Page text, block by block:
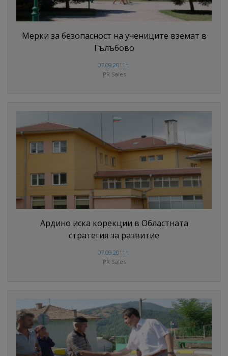
Мерки за безопасност на учениците вземат в
Гълъбово
07.09.2011г.
PR Sales
Ардино иска корекции в Областната
стратегия за развитие
07.09.2011г.
PR Sales